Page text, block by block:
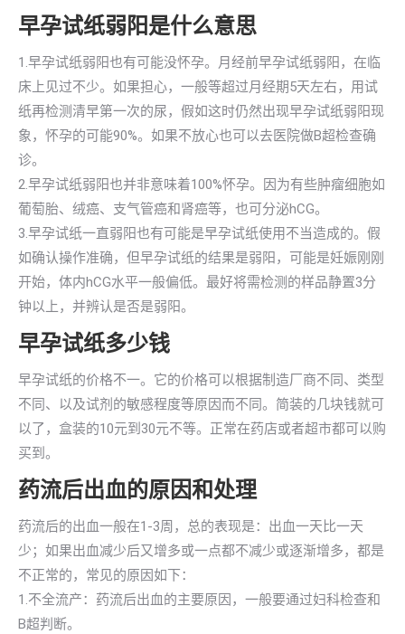
早孕试纸弱阳是什么意思
1.早孕试纸弱阳也有可能没怀孕。月经前早孕试纸弱阳，在临
床上见过不少。如果担心，一般等超过月经期5天左右，用试
纸再检测清早第一次的尿，假如这时仍然出现早孕试纸弱阳现
象，怀孕的可能90%。如果不放心也可以去医院做B超检查确
诊。
2.早孕试纸弱阳也并非意味着100%怀孕。因为有些肿瘤细胞如
葡萄胎、绒癌、支气管癌和肾癌等，也可分泌hCG。
3.早孕试纸一直弱阳也有可能是早孕试纸使用不当造成的。假
如确认操作准确，但早孕试纸的结果是弱阳，可能是妊娠刚刚
开始，体内hCG水平一般偏低。最好将需检测的样品静置3分
钟以上，并辨认是否是弱阳。
早孕试纸多少钱
早孕试纸的价格不一。它的价格可以根据制造厂商不同、类型
不同、以及试剂的敏感程度等原因而不同。简装的几块钱就可
以了，盒装的10元到30元不等。正常在药店或者超市都可以购
买到。
药流后出血的原因和处理
药流后的出血一般在1-3周，总的表现是：出血一天比一天
少；如果出血减少后又增多或一点都不减少或逐渐增多，都是
不正常的，常见的原因如下：
1.不全流产：药流后出血的主要原因，一般要通过妇科检查和
B超判断。